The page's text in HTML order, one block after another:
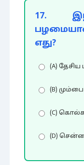
17.
எது?
(A) தேசிய
(B)
(C)
(D)